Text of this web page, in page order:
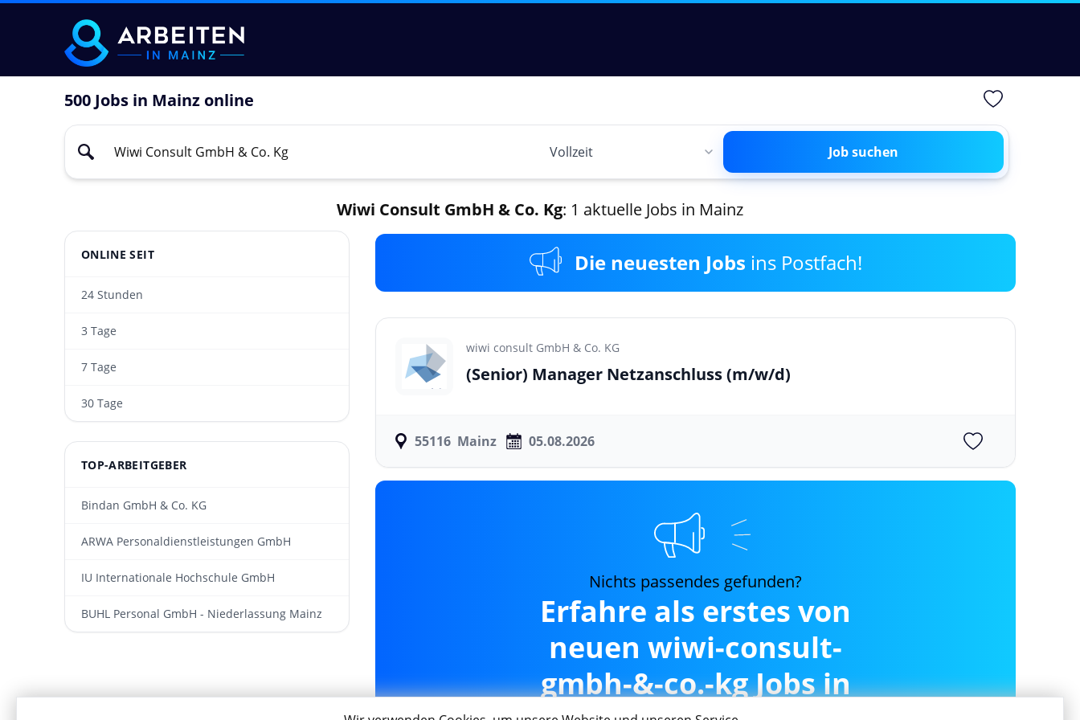
500 Jobs in Mainz online
Job suchen
Wiwi Consult GmbH & Co. Kg: 1 aktuelle Jobs in Mainz
ONLINE SEIT
24 Stunden
3 Tage
7 Tage
30 Tage
TOP-ARBEITGEBER
Bindan GmbH & Co. KG
ARWA Personaldienst­leistungen GmbH
IU Internationale Hochschule GmbH
BUHL Personal GmbH - Niederlassung Mainz
Die neuesten Jobs ins Postfach!
wiwi consult GmbH & Co. KG
(Senior) Manager Netzanschluss(m/w/d)
55116 Mainz 05.08.2026
Nichts passendes gefunden?
Erfahre als erstes von
neuen wiwi-consult-
gmbh-&-co.-kg Jobs in